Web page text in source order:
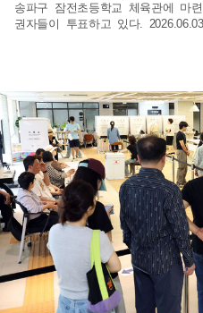
송파구 잠전초등학교 체육관에 마
권자들이 투표하고 있다.